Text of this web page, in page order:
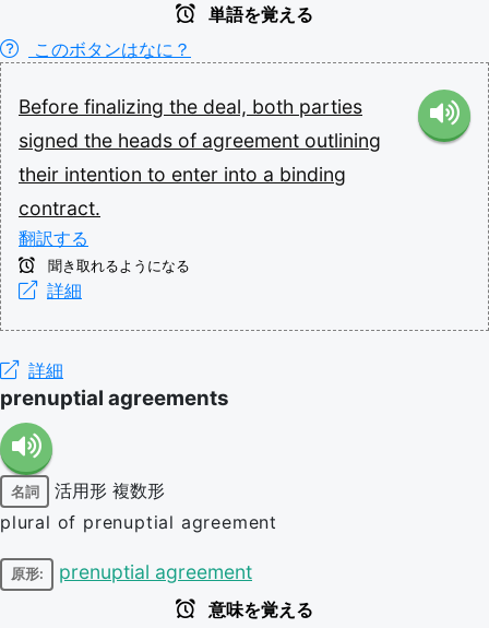
単語を覚える
このボタンはなに？
Before finalizing the deal, both parties
signed the heads of agreement outlining
their intention to enter into a binding
contract.
翻訳する
聞き取れるようになる
詳細
詳細
prenuptial agreements
名詞 活用形 複数形
plural of prenuptial agreement
原形: prenuptial agreement
意味を覚える